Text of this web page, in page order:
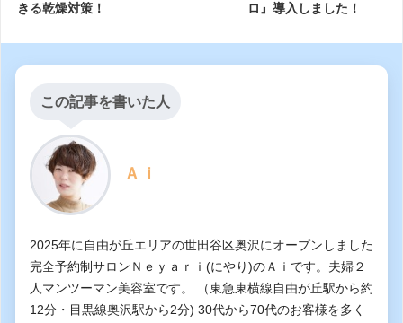
きる乾燥対策！
ロ』導入しました！
この記事を書いた人
Ａｉ
2025年に自由が丘エリアの世田谷区奥沢にオープンしました
完全予約制サロンＮｅｙａｒｉ(にやり)のＡｉです。夫婦２
人マンツーマン美容室です。 （東急東横線自由が丘駅から約
12分・目黒線奥沢駅から2分) 30代から70代のお客様を多く